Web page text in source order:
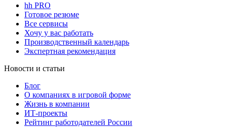
hh PRO
Готовое резюме
Все сервисы
Хочу у вас работать
Производственный календарь
Экспертная рекомендация
Новости и статьи
Блог
О компаниях в игровой форме
Жизнь в компании
ИТ-проекты
Рейтинг работодателей России